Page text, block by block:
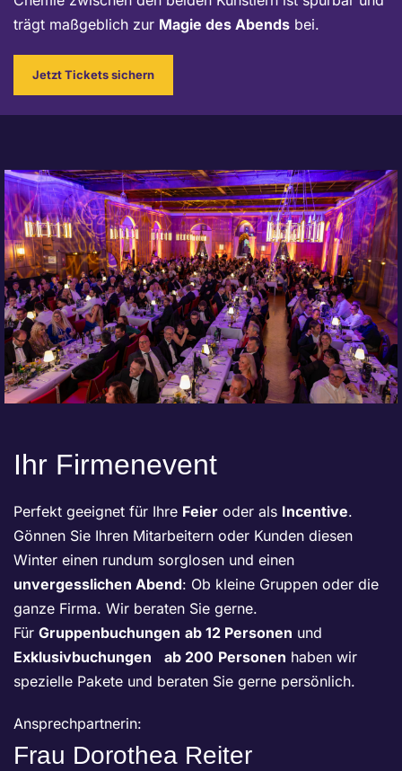
trägt maßgeblich zur Magie des Abends bei.
Jetzt Tickets sichern
Ihr Firmenevent
Perfekt geeignet für Ihre Feier oder als Incentive.
Gönnen Sie Ihren Mitarbeitern oder Kunden diesen
Winter einen rundum sorglosen und einen
unvergesslichen Abend: Ob kleine Gruppen oder die
ganze Firma. Wir beraten Sie gerne.
Für Gruppenbuchungen ab 12 Personen und
Exklusivbuchungen ab 200 Personen haben wir
spezielle Pakete und beraten Sie gerne persönlich.
Ansprechpartnerin:
Frau Dorothea Reiter